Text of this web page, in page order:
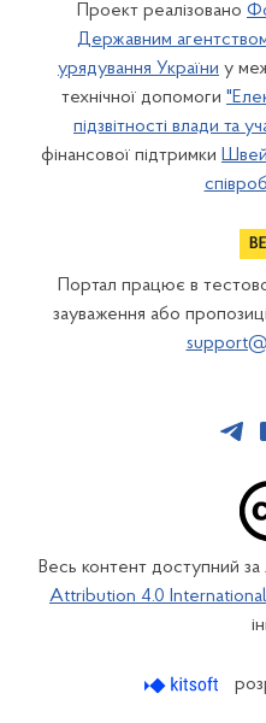
Проект реалізовано
Державним
урядування України у
технічної допомоги
підзвітності влади та
фінансової підтримки
Портал працює в
зауваження або
Весь контент доступний за
Attribution 4.0